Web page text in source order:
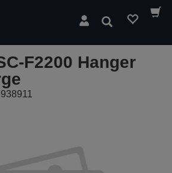
Suchen
F2200 Hanger